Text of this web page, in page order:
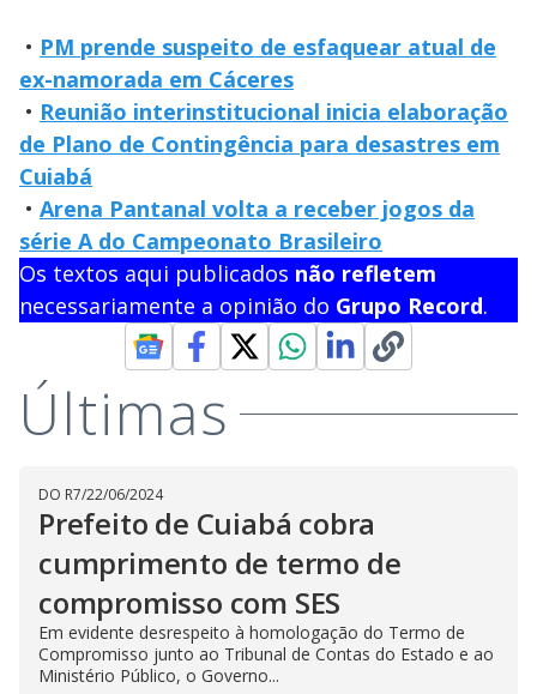
• PM prende suspeito de esfaquear atual de
ex-namorada em Cáceres
• Reunião interinstitucional inicia elaboração
de Plano de Contingência para desastres em
Cuiabá
• Arena Pantanal volta a receber jogos da
série A do Campeonato Brasileiro
Os textos aqui publicados não refletem
necessariamente a opinião do Grupo Record.
Últimas
DO R7/22/06/2024
Prefeito de Cuiabá cobra
cumprimento de termo de
compromisso com SES
Em evidente desrespeito à homologação do Termo de
Compromisso junto ao Tribunal de Contas do Estado e ao
Ministério Público, o Governo...